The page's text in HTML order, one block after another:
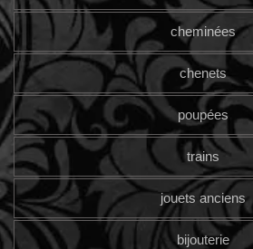
cheminées
chenets
poupées
trains
jouets anciens
bijouterie